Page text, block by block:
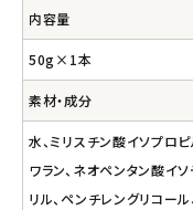
内容量
50g×1本
素材・成分
水、ミリスチン酸イソプロピ
ワラン、ネオペンタン酸イ
リル、ペンチレングリコー